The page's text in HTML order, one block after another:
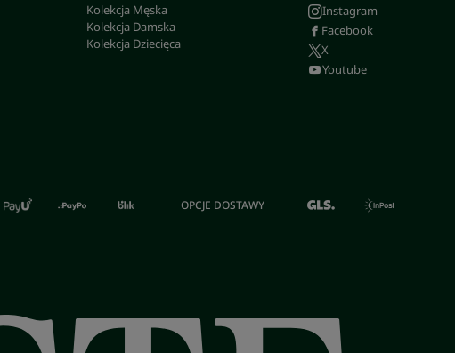
Kolekcja Męska
Kolekcja Damska
Kolekcja Dziecięca
Instagram
Facebook
X
Youtube
OPCJE DOSTAWY